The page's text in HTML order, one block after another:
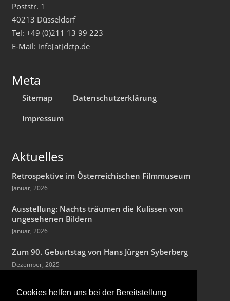
Cookies helfen uns bei der Bereitstellung
Poststr. 1
40213 Düsseldorf
Tel: +49 (0)211 13 99 223
E-Mail: info[at]dctp.de
Meta
Sitemap
Datenschutzerklärung
Impressum
Aktuelles
Retrospektive im Österreichischen Filmmuseum
Januar, 2026
Ausstellung: Nachts träumen die Kulissen von
ungesehenen Bildern
Januar, 2026
Zum 90. Geburtstag von Hans Jürgen Syberberg
Dezember, 2025